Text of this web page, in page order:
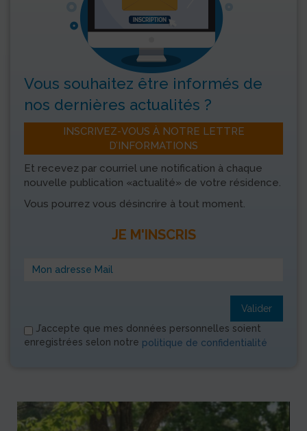
Vous souhaitez être informés de
nos dernières actualités ?
INSCRIVEZ-VOUS À NOTRE LETTRE
D’INFORMATIONS
Et recevez par courriel une notification à chaque
nouvelle publication «actualité» de votre résidence.
Vous pourrez vous désincrire à tout moment.
JE M'INSCRIS
Valider
J’accepte que mes données personnelles soient
enregistrées selon notre politique de confidentialité